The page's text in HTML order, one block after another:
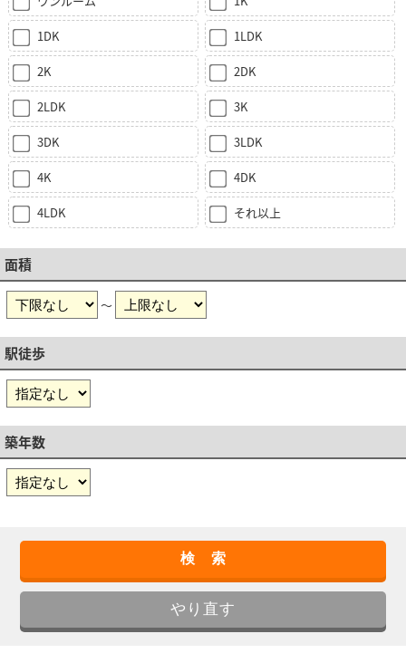
1DK 1LDK
2K 2DK
2LDK 3K
3DK 3LDK
4K 4DK
4LDK それ以上
面積
～
駅徒歩
築年数